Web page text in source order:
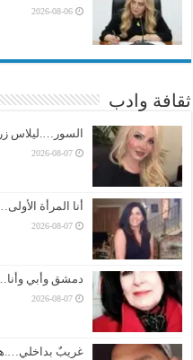
2026-08-06
ثقافة وادب
السور….ليلاس
2026-08-07
أنا المرأة
2026-08-07
دمشق وأبي
2026-08-07
غريبٌ